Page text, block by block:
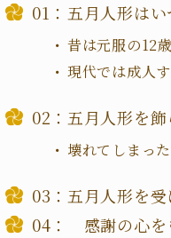
五月人形はい
昔は元服の12
現代では成人
五月人形を飾
壊れてしまっ
五月人形を受
感謝の心を